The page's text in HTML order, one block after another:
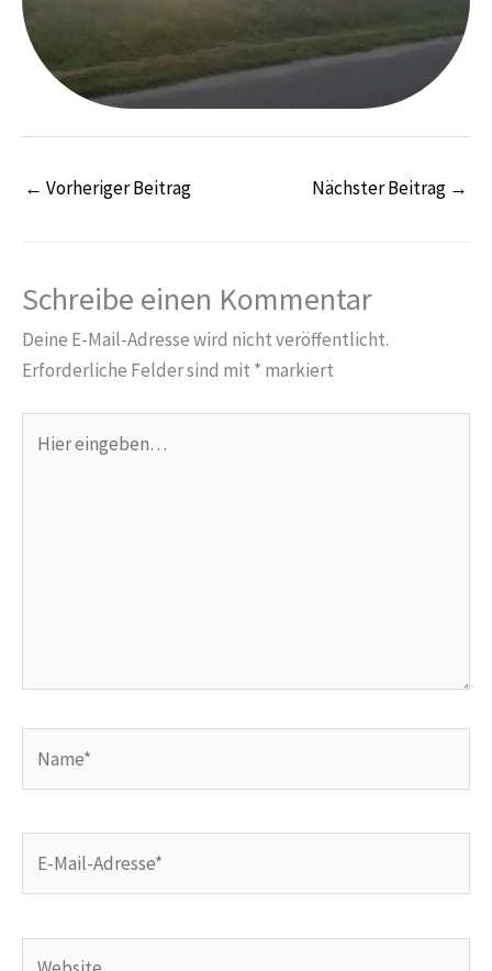
← Vorheriger Beitrag Nächster Beitrag →
Schreibe einen Kommentar
Deine E-Mail-Adresse wird nicht veröffentlicht.
Erforderliche Felder sind mit * markiert
eingeben…
Mail-